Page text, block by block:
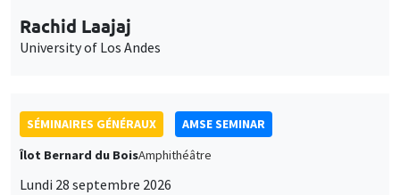
Rachid Laajaj
University of Los Andes
SÉMINAIRES GÉNÉRAUX
AMSE SEMINAR
Îlot Bernard du BoisAmphithéâtre
Lundi 28 septembre 2026